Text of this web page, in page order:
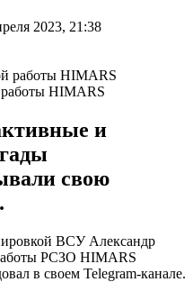
2023, 21:38
HIMARS
и
свою
ВСУ Александр
РСЗО HIMARS
в своем Telegram-канале.